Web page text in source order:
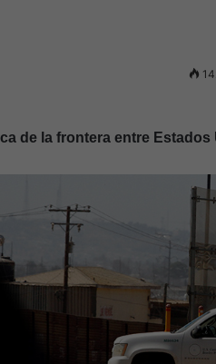
de la frontera entre Estados